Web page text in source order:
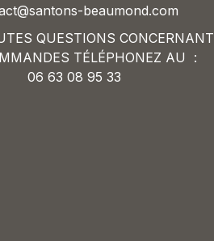
beaumond.com
QUESTIONS CONCERNANT
TÉLÉPHONEZ AU :
06 63 08 95 33